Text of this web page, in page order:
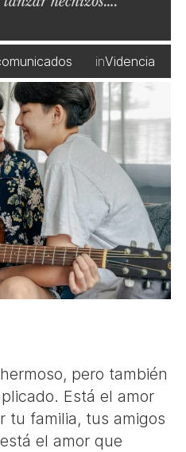
inVidencia
pero también
Está el amor
tu familia, tus amigos
el amor que